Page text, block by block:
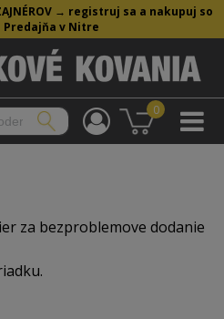
→ registruj sa a nakupuj so
Predajňa v Nitre
0
za bezproblemove dodanie